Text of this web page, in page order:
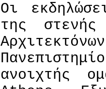
Οι
της στενής
ανοιχτής